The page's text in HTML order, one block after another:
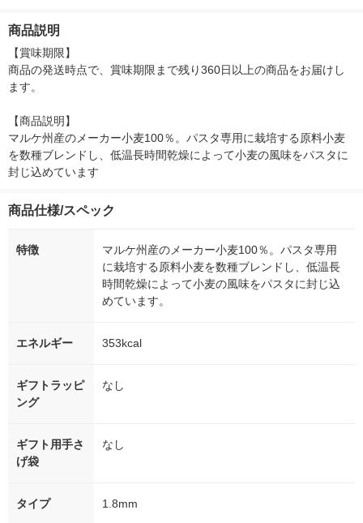
シ） オリジナル
商品説明
【賞味期限】
商品の発送時点で、賞味期限まで残り360日以上の商品をお届けし
ます。
【商品説明】
マルケ州産のメーカー小麦100％。パスタ専用に栽培する原料小麦
を数種ブレンドし、低温長時間乾燥によって小麦の風味をパスタに
封じ込めています
商品仕様/スペック
特徴
マルケ州産のメーカー小麦100％。パスタ専用
に栽培する原料小麦を数種ブレンドし、低温長
時間乾燥によって小麦の風味をパスタに封じ込
めています。
エネルギー 353kcal
ギフトラッピ
ング
なし
ギフト用手さ
げ袋
なし
タイプ 1.8mm